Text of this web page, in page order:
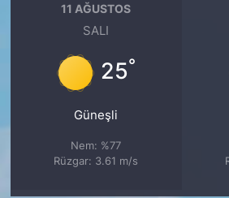
11 AĞUSTOS
SALI
25°
Güneşli
Nem: %77
Rüzgar: 3.61 m/s